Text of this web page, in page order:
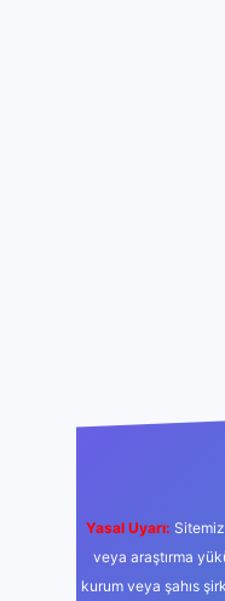
Yasal Uyarı:
veya araştırma
kurum veya şahıs